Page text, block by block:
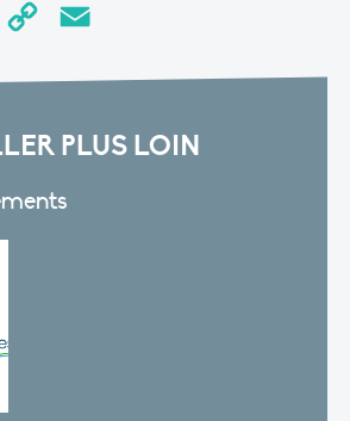
LinkedInCopy
PLUS LOIN